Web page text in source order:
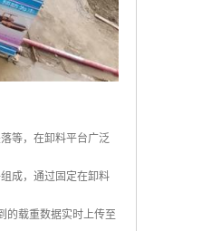
等，在卸料平台广泛
成，通过固定在卸料
的载重数据实时上传至